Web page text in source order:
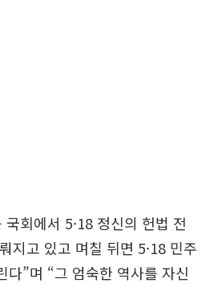
회에서 5·18 정신의 헌법 전
지고 있고 며칠 뒤면 5·18 민주
다”며 “그 엄숙한 역사를 자신